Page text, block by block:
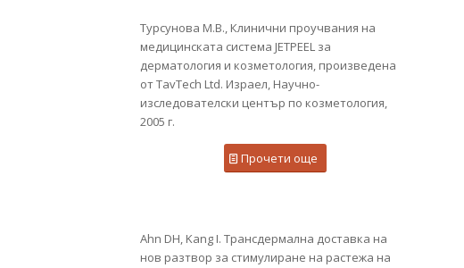
Турсунова М.В., Клинични проучвания на
медицинската система JETPEEL за
дерматология и козметология, произведена
от TavTech Ltd. Израел, Научно-
изследователски център по козметология,
2005 г.
Прочети още
Ahn DH, Kang I. Трансдермална доставка на
нов разтвор за стимулиране на растежа на